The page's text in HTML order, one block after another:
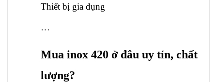
Thiết bị gia dụng
…
Mua inox 420 ở đâu uy tín, chất
lượng?